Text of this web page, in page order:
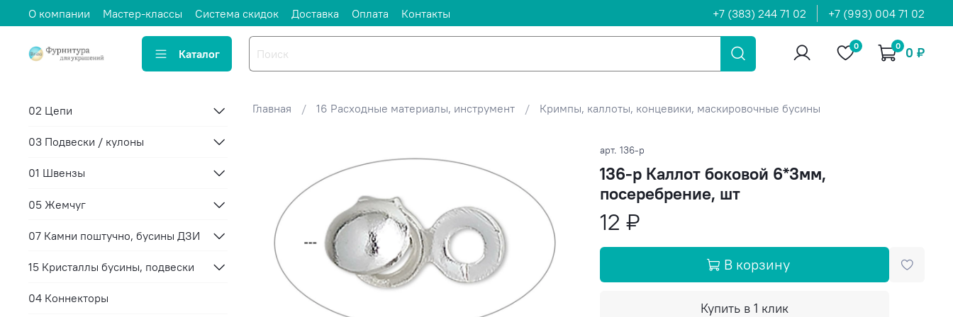
О компании Мастер-классы Система скидок Доставка Оплата Контакты +7 (383) 244 71 02 +7 (993) 004 71 02
Каталог
0 0 0 ₽
Главная 16 Расходные материалы, инструмент Кримпы, каллоты, концевики, маскировочные бусины
арт. 136-р
136-р Каллот боковой 6*3мм,
посеребрение, шт
12 ₽
В корзину
Купить в 1 клик
02 Цепи
03 Подвески / кулоны
01 Швензы
05 Жемчуг
07 Камни поштучно, бусины ДЗИ
15 Кристаллы бусины, подвески
04 Коннекторы